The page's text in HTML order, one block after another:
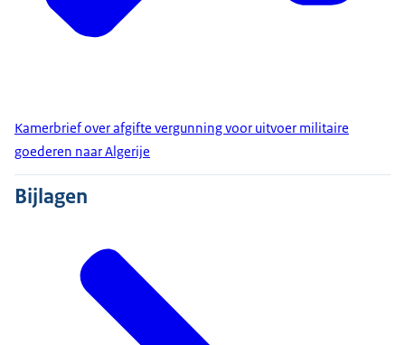
Kamerbrief over afgifte vergunning voor uitvoer militaire
goederen naar Algerije
Bijlagen